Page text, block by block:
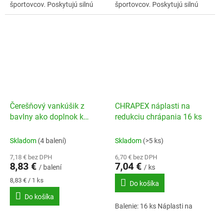
športovcov. Poskytujú silnú
oporu pocas intenzívneho
športovcov. Poskytujú silnú
oporu pocas intenzívneho
Čerešňový vankúšik z
bavlny ako doplnok k
Skladom (4 balení)
7,18 € bez DPH
8,83 € / balení
Jednotková
cena:
8,83 € / 1 ks
Do košíka
CHRAPEX náplasti na
redukciu chrápania 16 ks
Skladom (>5 ks)
6,70 € bez DPH
7,04 € / ks
Do košíka
Balenie: 16 ks Náplasti na